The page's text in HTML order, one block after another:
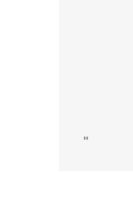
"